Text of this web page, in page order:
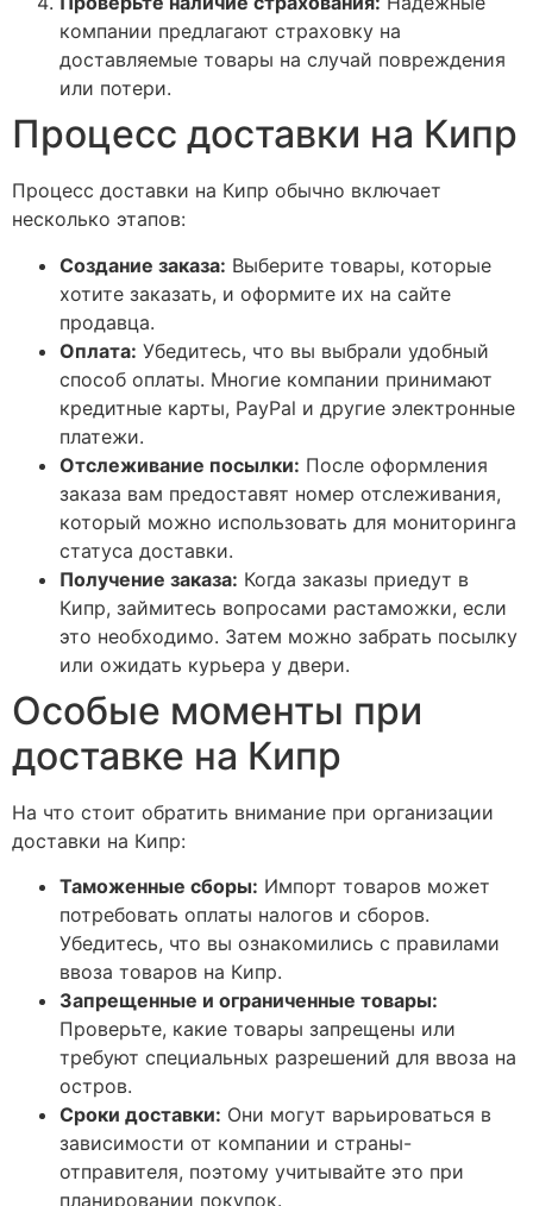
компании предлагают страховку на
доставляемые товары на случай повреждения
или потери.
Процесс доставки на Кипр
Процесс доставки на Кипр обычно включает
несколько этапов:
Создание заказа: Выберите товары, которые
хотите заказать, и оформите их на сайте
продавца.
Оплата: Убедитесь, что вы выбрали удобный
способ оплаты. Многие компании принимают
кредитные карты, PayPal и другие электронные
платежи.
Отслеживание посылки: После оформления
заказа вам предоставят номер отслеживания,
который можно использовать для мониторинга
статуса доставки.
Получение заказа: Когда заказы приедут в
Кипр, займитесь вопросами растаможки, если
это необходимо. Затем можно забрать посылку
или ожидать курьера у двери.
Особые моменты при
доставке на Кипр
На что стоит обратить внимание при организации
доставки на Кипр:
Таможенные сборы: Импорт товаров может
потребовать оплаты налогов и сборов.
Убедитесь, что вы ознакомились с правилами
ввоза товаров на Кипр.
Запрещенные и ограниченные товары:
Проверьте, какие товары запрещены или
требуют специальных разрешений для ввоза на
остров.
Сроки доставки: Они могут варьироваться в
зависимости от компании и страны-
отправителя, поэтому учитывайте это при
планировании покупок.